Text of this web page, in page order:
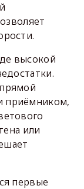
высокой
приёмником,
или
первые